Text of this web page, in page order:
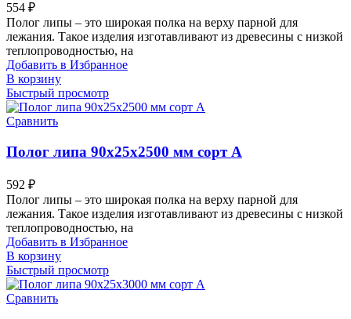
554 ₽
Полог липы – это широкая полка на верху парной для
лежания. Такое изделия изготавливают из древесины с низкой
теплопроводностью, на
Добавить в Избранное
В корзину
Быстрый просмотр
Сравнить
Полог липа 90х25х2500 мм сорт А
592 ₽
Полог липы – это широкая полка на верху парной для
лежания. Такое изделия изготавливают из древесины с низкой
теплопроводностью, на
Добавить в Избранное
В корзину
Быстрый просмотр
Сравнить